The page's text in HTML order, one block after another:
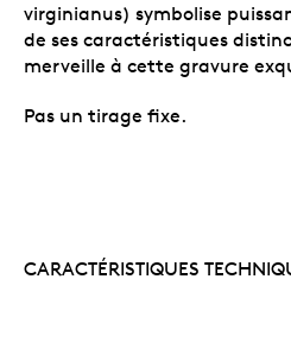
virginianus) symbolise
de ses caractéristiques
merveille à cette gravure
Pas un tirage fixe.
CARACTÉRISTIQUES